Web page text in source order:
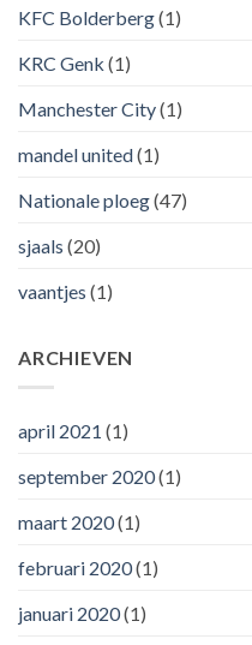
KFC Bolderberg(1)
KRC Genk (1)
Manchester City(1)
mandel united(1)
Nationale ploeg(47)
sjaals (20)
vaantjes (1)
ARCHIEVEN
april 2021 (1)
september 2020(1)
maart 2020(1)
februari 2020(1)
januari 2020(1)